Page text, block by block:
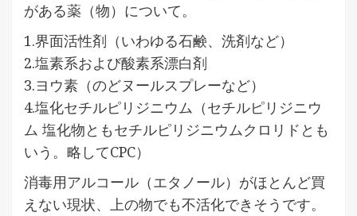
がある薬（物）について。
1.界面活性剤（いわゆる石鹸、洗剤など）
2.塩素系および酸素系漂白剤
3.ヨウ素（のどヌールスプレーなど）
4.塩化セチルピリジニウム（セチルピリジニウ
ム 塩化物ともセチルピリジニウムクロリドとも
いう。略してCPC）
消毒用アルコール（エタノール）がほとんど買
えない現状、上の物でも不活化できそうです。